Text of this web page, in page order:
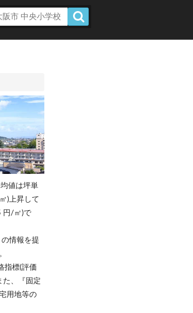
値は坪単
)上昇して
円/㎡)で
情報を提
。
指標(評価
た、『固定
用地等の